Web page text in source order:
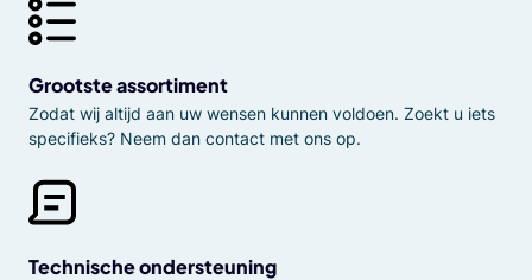
Grootste assortiment
Zodat wij altijd aan uw wensen kunnen voldoen. Zoekt u iets
specifieks? Neem dan contact met ons op.
Technische ondersteuning